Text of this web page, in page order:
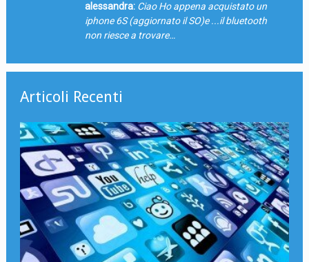
alessandra: Ciao Ho appena acquistato un
iphone 6S (aggiornato il SO)e ...il bluetooth
non riesce a trovare…
Articoli Recenti